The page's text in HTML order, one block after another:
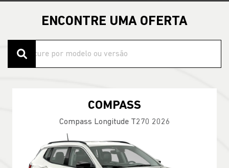
ENCONTRE UMA OFERTA
COMPASS
Compass Longitude T270 2026